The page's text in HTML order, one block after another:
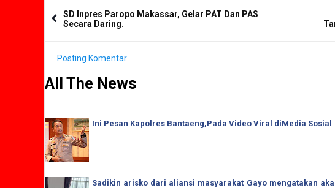
SD Inpres Paropo Makassar, Gelar PAT Dan PAS
Secara Daring.
Posting Komentar
All The News
Ini Pesan Kapolres Bantaeng,Pada Video Viral diMedia Sosial
Sadikin arisko dari aliansi masyarakat Gayo mengatakan